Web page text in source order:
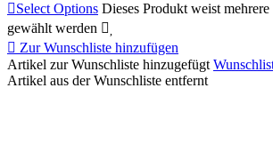
Select Options Dieses Produkt weist
gewählt werden 
 Zur Wunschliste hinzufügen
Artikel zur Wunschliste hinzugefügt
Artikel aus der Wunschliste entfernt